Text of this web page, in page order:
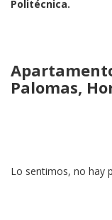
Politécnica.
Palomas,
Lo sentimos, no hay